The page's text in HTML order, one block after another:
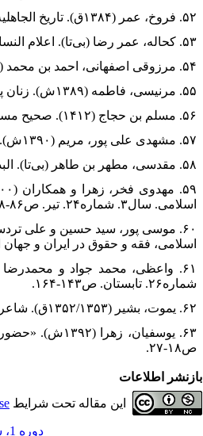
۵۲. فروخ، عمر (۱۳۸۴ق). تاریخ الجاهلیه. بیروت: دار العلم للملایین.
۵۳. کحاله، عمر رضا (بی‌تا). اعلام النساء فی عالمی العرب و الإسلام. بیروت: موسسه الرساله.
۵۴. مرزوقی اصفهانی، احمد بن محمد (۱۴۱۱). شرح دیوان الحماسه. بیروت: دارالجبل.
۵۵. مرنیسی، فاطمه (۱۳۸۹ش). زنان پرده نشین و نخبگان جوشن پوش. ترجمه ملیحه مغازه‌ای. تهران: نی.
۵۶. مسلم بن حجاج (۱۴۱۲). صحیح مسلم. تصحیح محمد فؤاد عبدالباقی، قاهره: دارالحدیث.
۵۷. مشهدی علی پور، مریم (۱۳۹۰ش). مطالعه تطبیقی جایگاه زن در جاهلیّت، قرآن و سنت. تهران: امیرکبیر.
۵۸. مقدسی، مطهر بن طاهر (بی‌تا). البدء و التاریخ. قاهره: مکتبه الثقافه الدینیه.
اسلامی. سال۳. شماره۲۴. تیر. ص۸۶-۹۸.
اسلامی، فقه و حقوق در ایران و جهان
شماره۲۶. تابستان. ص۱۴۳-۱۶۴.
۶۲. یموت، بشیر (۱۳۵۲/۱۳۵۳ق). شاعرات العرب فی جاهلیه و الإسلام. بیروت: المکتبه الأهلیه.
ص۱۸-۲۷.
بازنشر اطلاعات
این مقاله تحت شرایط
دوره 1، شماره 59 - ( پاییز 1404 )